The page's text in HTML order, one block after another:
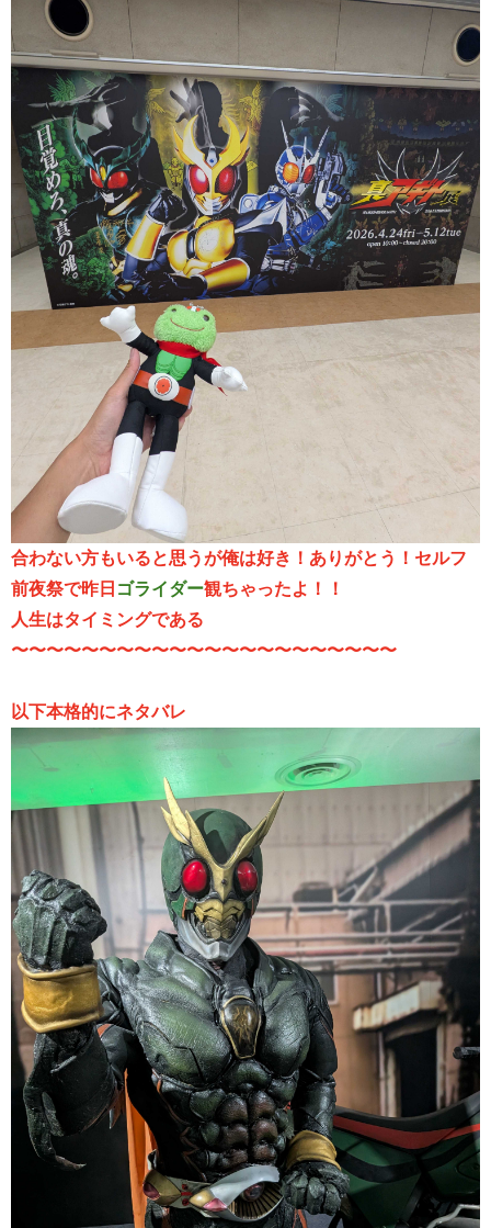
合わない方もいると思うが俺は好き！ありがとう！セルフ
前夜祭で昨日 ゴライダー観ちゃったよ！！
人生はタイミングである
〜〜〜〜〜〜〜〜〜〜〜〜〜〜〜〜〜〜〜〜〜〜
以下本格的にネタバレ